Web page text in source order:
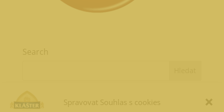
Spravovat Souhlas s cookies
Search
Recent Posts